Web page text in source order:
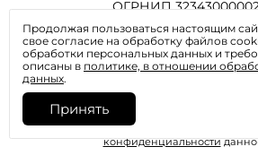
ОГРНИП
Все права
Отправляя любую форму на сайте, вы
конфиденциальности
Продолжая пользоваться настоящим
свое согласие на обработку файлов
обработки персональных данных и
описаны в политике, в отношении
данных.
Принять